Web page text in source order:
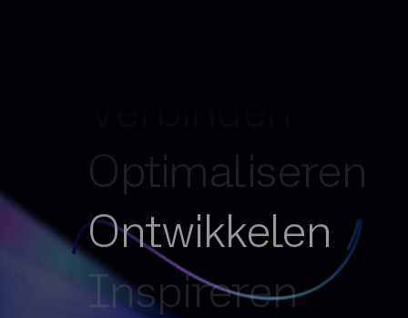
Optimaliseren
Ontwikkelen
Inspireren